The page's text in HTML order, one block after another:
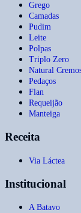
Grego
Camadas
Pudim
Leite
Polpas
Triplo Zero
Natural
Pedaços
Flan
Requeijão
Manteiga
Receita
Via Láctea
Institucional
A Batavo